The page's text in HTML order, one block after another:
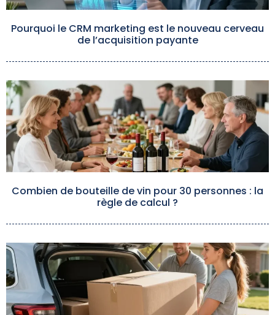
Pourquoi le CRM marketing est le nouveau cerveau
de l’acquisition payante
Combien de bouteille de vin pour 30 personnes : la
règle de calcul ?